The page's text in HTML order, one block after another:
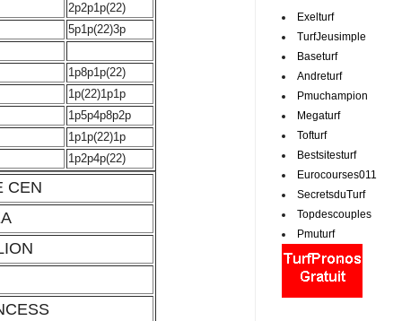
2p2p1p(22)
5p1p(22)3p
1p8p1p(22)
1p(22)1p1p
1p5p4p8p2p
1p1p(22)1p
1p2p4p(22)
CEN
Exelturf
TurfJeusimple
Baseturf
Andreturf
Pmuchampion
Megaturf
Tofturf
Bestsitesturf
Eurocourses011
SecretsduTurf
Topdescouples
Pmuturf